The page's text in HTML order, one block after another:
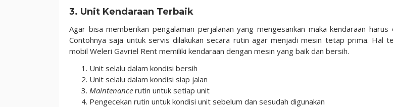
3. Unit Kendaraan Terbaik
Agar bisa memberikan pengalaman perjalanan yang mengesankan maka kendaraan harus
Contohnya saja untuk servis dilakukan secara rutin agar menjadi mesin tetap prima. Hal
mobil Weleri Gavriel Rent memiliki kendaraan dengan mesin yang baik dan bersih.
Unit selalu dalam kondisi bersih
Unit selalu dalam kondisi siap jalan
Maintenance rutin untuk setiap unit
Pengecekan rutin untuk kondisi unit sebelum dan sesudah digunakan